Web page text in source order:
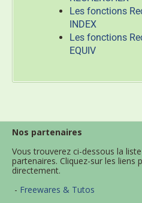
Les fonctions
INDEX
Les fonctions
EQUIV
Nos partenaires
Vous trouverez ci-dessous la
partenaires. Cliquez-sur les liens
directement.
- Freewares & Tutos